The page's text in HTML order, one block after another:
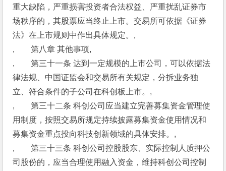
重大缺陷，严重损害投资者合法权益、严重扰乱证券市
场秩序的，其股票应当终止上市。交易所可依据《证券
法》在上市规则中作出具体规定。,
,　　第八章 其他事项,
,　　第三十一条 达到一定规模的上市公司，可以依据法
律法规、中国证监会和交易所有关规定，分拆业务独
立、符合条件的子公司在科创板上市。,
,　　第三十二条 科创公司应当建立完善募集资金管理使
用制度，按照交易所规定持续披露募集资金使用情况和
募集资金重点投向科技创新领域的具体安排。,
,　　第三十三条 科创公司控股股东、实际控制人质押公
司股份的，应当合理使用融入资金，维持科创公司控制